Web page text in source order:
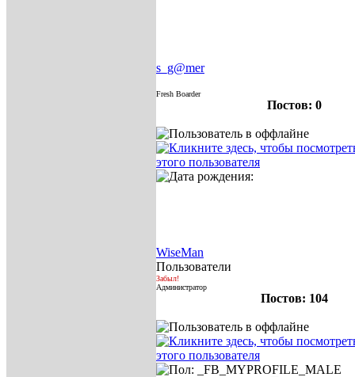
s_g@mer
Fresh Boarder
Постов: 0
WiseMan
Пользователи
Забыл!
Администратор
Постов: 104